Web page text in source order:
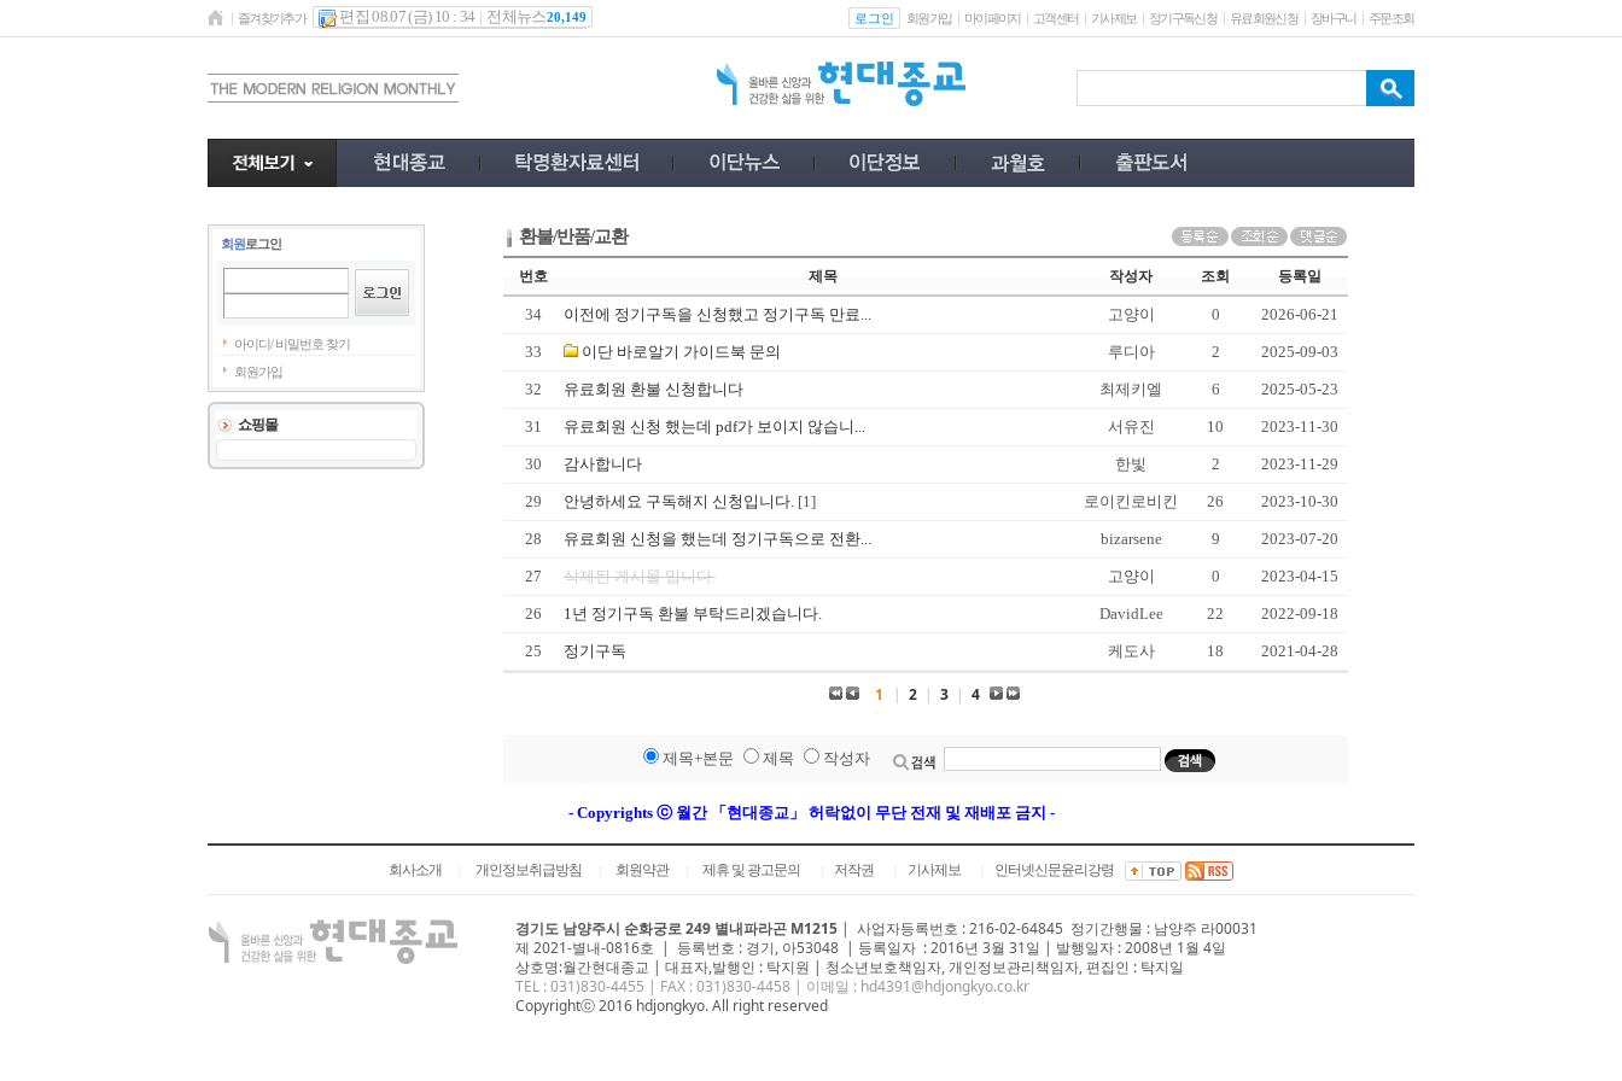
즐겨찾기추가 편집 08.07 (금) 10 : 34 전체뉴스20,149 로그인 회원가입 마이페이지 고객센터 기사제보 정기구독신청 유료회원신청 장바구니 주문조회
회원로그인
아이디/ 비밀번호 찾기
회원가입
쇼핑몰
환불/반품/교환
번호 제목 작성자 조회 등록일
34 이전에 정기구독을 신청했고 정기구독 만료... 고양이 0 2026-06-21
33 이단 바로알기 가이드북 문의 루디아 2 2025-09-03
32 유료회원 환불 신청합니다 최제키엘 6 2025-05-23
31 유료회원 신청 했는데 pdf가 보이지 않습니... 서유진 10 2023-11-30
30 감사합니다 한빛 2 2023-11-29
29 안녕하세요 구독해지 신청입니다. [1] 로이킨로비킨 26 2023-10-30
28 유료회원 신청을 했는데 정기구독으로 전환... bizarsene 9 2023-07-20
27 삭제된 게시물 입니다. 고양이 0 2023-04-15
26 1년 정기구독 환불 부탁드리겠습니다. DavidLee 22 2022-09-18
25 정기구독 케도사 18 2021-04-28
1 | 2 | 3 | 4
제목+본문 제목 작성자
- Copyrights ⓒ 월간 「현대종교」 허락없이 무단 전재 및 재배포 금지 -
회사소개 개인정보취급방침 회원약관 제휴 및 광고문의 저작권 기사제보 인터넷신문윤리강령
경기도 남양주시 순화궁로 249 별내파라곤 M1215 | 사업자등록번호 : 216-02-64845 정기간행물 : 남양주 라00031
제 2021-별내-0816호 | 등록번호 : 경기, 아53048 | 등록일자 : 2016년 3월 31일 | 발행일자 : 2008년 1월 4일
상호명:월간현대종교 | 대표자,발행인 : 탁지원 | 청소년보호책임자, 개인정보관리책임자, 편집인 : 탁지일
TEL : 031)830-4455 | FAX : 031)830-4458 | 이메일 : hd4391@hdjongkyo.co.kr
Copyrightⓒ 2016 hdjongkyo. All right reserved